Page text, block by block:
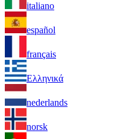
italiano
español
français
Ελληνικά
nederlands
norsk